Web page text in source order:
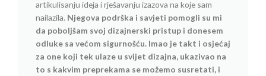
artikulisanju ideja i rješavanju izazova na koje sam
nailazila. Njegova podrška i savjeti pomogli su mi
da poboljšam svoj dizajnerski pristup i donesem
odluke sa većom sigurnošću. Imao je takt i osjećaj
za one koji tek ulaze u svijet dizajna, ukazivao na
to s kakvim preprekama se možemo susretati, i